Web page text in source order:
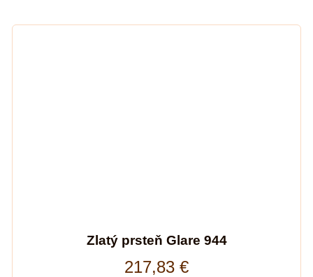
Zlatý prsteň Glare 944
217,83 €